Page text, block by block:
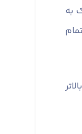
به